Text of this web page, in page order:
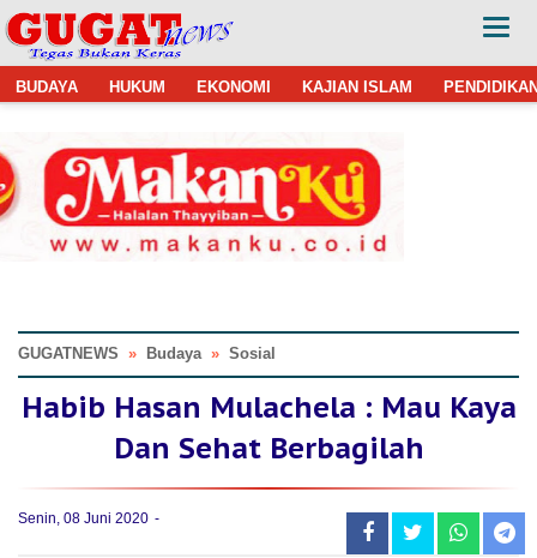
BUDAYA HUKUM EKONOMI KAJIAN ISLAM
GUGATNEWS » Budaya » Sosial
Habib Hasan Mulachela : Mau Kaya
Dan Sehat Berbagilah
Senin, 08 Juni 2020